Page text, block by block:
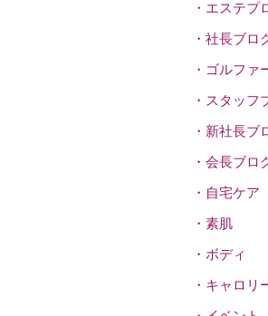
エステプ
社長ブロ
ゴルファ
スタッフ
新社長ブ
会長ブロ
自宅ケア
素肌
ボディ
キャロリ